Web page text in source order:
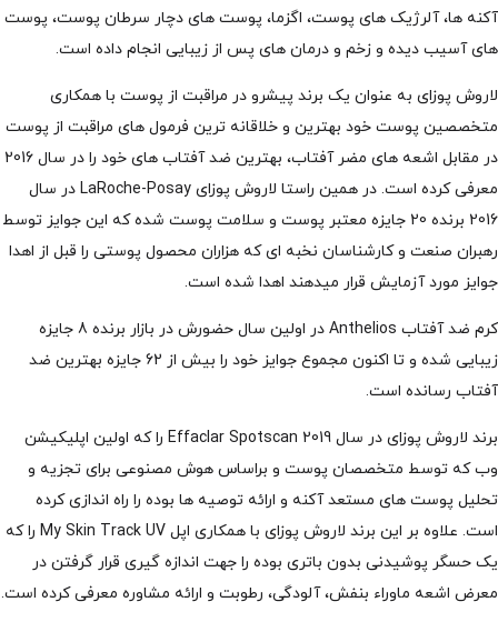
آکنه ها، آلرژیک های پوست، اگزما، پوست های دچار سرطان پوست، پوست
های آسیب دیده و زخم و درمان های پس از زیبایی انجام داده است.
لاروش پوزای به عنوان یک برند پیشرو در مراقبت از پوست با همکاری
متخصصین پوست خود بهترین و خلاقانه ترین فرمول های مراقبت از پوست
در مقابل اشعه های مضر آفتاب، بهترین ضد آفتاب های خود را در سال 2016
معرفی کرده است. در همین راستا لاروش پوزای LaRoche-Posay در سال
2016 برنده 20 جایزه معتبر پوست و سلامت پوست شده که این جوایز توسط
رهبران صنعت و کارشناسان نخبه ای که هزاران محصول پوستی را قبل از اهدا
جوایز مورد آزمایش قرار میدهند اهدا شده است.
کرم ضد آفتاب Anthelios در اولین سال حضورش در بازار برنده 8 جایزه
زیبایی شده و تا اکنون مجموع جوایز خود را بیش از 62 جایزه بهترین ضد
آفتاب رسانده است.
برند لاروش پوزای در سال 2019 Effaclar Spotscan را که اولین اپلیکیشن
وب که توسط متخصصان پوست و براساس هوش مصنوعی برای تجزیه و
تحلیل پوست های مستعد آکنه و ارائه توصیه ها بوده را راه اندازی کرده
است. علاوه بر این برند لاروش پوزای با همکاری اپل My Skin Track UV را که
یک حسگر پوشیدنی بدون باتری بوده را جهت اندازه گیری قرار گرفتن در
معرض اشعه ماوراء بنفش، آلودگی، رطوبت و ارائه مشاوره معرفی کرده است.